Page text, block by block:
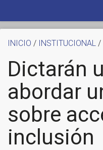
INICIO / INSTITUCIONAL /
Dictarán
abordar
sobre
inclusión